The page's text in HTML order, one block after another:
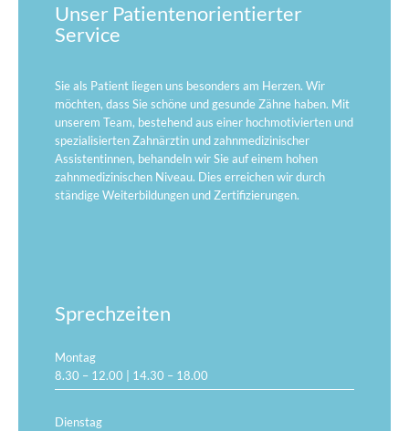
Unser Patientenorientierter
Service
Sie als Patient liegen uns besonders am Herzen. Wir
möchten, dass Sie schöne und gesunde Zähne haben. Mit
unserem Team, bestehend aus einer hochmotivierten und
spezialisierten Zahnärztin und zahnmedizinischer
Assistentinnen, behandeln wir Sie auf einem hohen
zahnmedizinischen Niveau. Dies erreichen wir durch
ständige Weiterbildungen und Zertifizierungen.
Sprechzeiten
Montag
8.30 – 12.00 | 14.30 – 18.00
Dienstag